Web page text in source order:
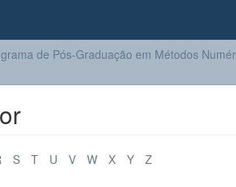
de Pós-Graduação em Métodos
S T U V W X Y Z